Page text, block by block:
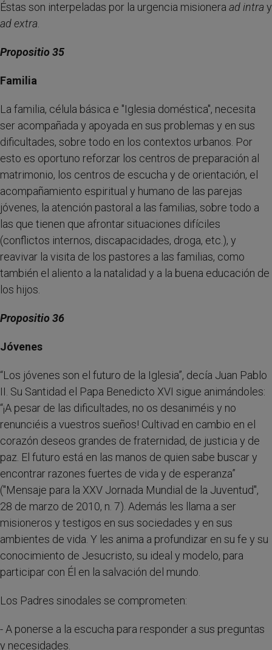
Éstas son interpeladas por la urgencia misionera ad intra y
ad extra
Propositio 35
Familia
La familia, célula básica e "Iglesia doméstica", necesita
ser acompañada y apoyada en sus problemas y en sus
dificultades, sobre todo en los contextos urbanos. Por
esto es oportuno reforzar los centros de preparación al
matrimonio, los centros de escucha y de orientación, el
acompañamiento espiritual y humano de las parejas
jóvenes, la atención pastoral a las familias, sobre todo a
las que tienen que afrontar situaciones difíciles
(conflictos internos, discapacidades, droga, etc.), y
reavivar la visita de los pastores a las familias, como
también el aliento a la natalidad y a la buena educación de
los hijos.
Propositio 36
Jóvenes
“Los jóvenes son el futuro de la Iglesia”, decía Juan Pablo
II. Su Santidad el Papa Benedicto XVI sigue animándoles:
“¡A pesar de las dificultades, no os desaniméis y no
renunciéis a vuestros sueños! Cultivad en cambio en el
corazón deseos grandes de fraternidad, de justicia y de
paz. El futuro está en las manos de quien sabe buscar y
encontrar razones fuertes de vida y de esperanza”
("Mensaje para la XXV Jornada Mundial de la Juventud",
28 de marzo de 2010, n. 7). Además les llama a ser
misioneros y testigos en sus sociedades y en sus
ambientes de vida. Y les anima a profundizar en su fe y su
conocimiento de Jesucristo, su ideal y modelo, para
participar con Él en la salvación del mundo.
Los Padres sinodales se comprometen:
- A ponerse a la escucha para responder a sus preguntas
y necesidades.